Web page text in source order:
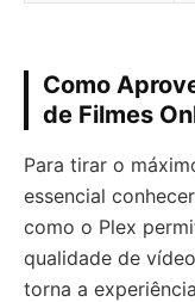
Como
de Filmes
Para tirar o
essencial
como o Plex
qualidade de
torna a